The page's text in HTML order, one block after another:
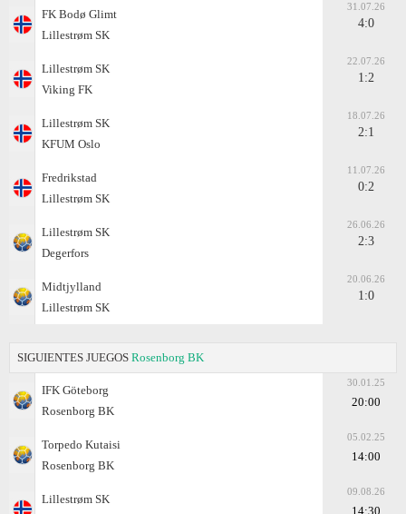
FK Bodø Glimt
Lillestrøm SK
31.07.26
4:0
Lillestrøm SK
Viking FK
22.07.26
1:2
Lillestrøm SK
KFUM Oslo
18.07.26
2:1
Fredrikstad
Lillestrøm SK
11.07.26
0:2
Lillestrøm SK
Degerfors
26.06.26
2:3
Midtjylland
Lillestrøm SK
20.06.26
1:0
SIGUIENTES JUEGOS Rosenborg BK
IFK Göteborg
Rosenborg BK
30.01.25
20:00
Torpedo Kutaisi
Rosenborg BK
05.02.25
14:00
Lillestrøm SK
09.08.26
14:30